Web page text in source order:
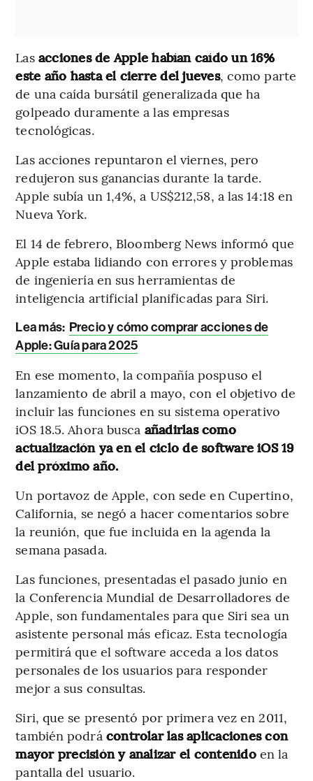
Lasacciones de Apple habían caído un 16%
este año hasta el cierre del jueves, como parte
de una caída bursátil generalizada que ha
golpeado duramente a las empresas
tecnológicas.
Las acciones repuntaron el viernes, pero
redujeron sus ganancias durante la tarde.
Apple subía un 1,4%, a US$212,58, a las 14:18 en
Nueva York.
El 14 de febrero, Bloomberg News informó que
Apple estaba lidiando con errores y problemas
de ingeniería en sus herramientas de
inteligencia artificial planificadas para Siri.
Lea más: Precio y cómo comprar acciones de
Apple: Guía para 2025
En ese momento, la compañía pospuso el
lanzamiento de abril a mayo, con el objetivo de
incluir las funciones en su sistema operativo
iOS 18.5. Ahora busca añadirlas como
actualización ya en el ciclo de software iOS 19
del próximo año.
Un portavoz de Apple, con sede en Cupertino,
California, se negó a hacer comentarios sobre
la reunión, que fue incluida en la agenda la
semana pasada.
Las funciones, presentadas el pasado junio en
la Conferencia Mundial de Desarrolladores de
Apple, son fundamentales para que Siri sea un
asistente personal más eficaz. Esta tecnología
permitirá que el software acceda a los datos
personales de los usuarios para responder
mejor a sus consultas.
Siri, que se presentó por primera vez en 2011,
también podrá controlar las aplicaciones con
mayor precisión y analizar el contenido en la
pantalla del usuario.